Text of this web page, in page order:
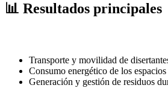
📊 Resultados principales
Transporte y movilidad de
Consumo energético de los
Generación y gestión de residuos